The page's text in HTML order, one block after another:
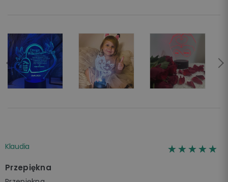
Klaudia ☆☆☆☆☆
★★★★★
Przepiękna